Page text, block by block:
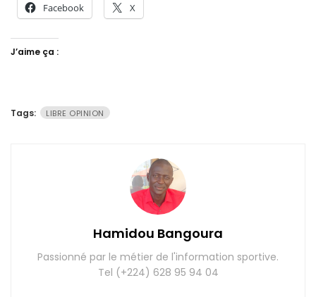
Facebook X
J’aime ça :
Tags: LIBRE OPINION
Hamidou Bangoura
Passionné par le métier de l'information sportive.
Tel (+224) 628 95 94 04